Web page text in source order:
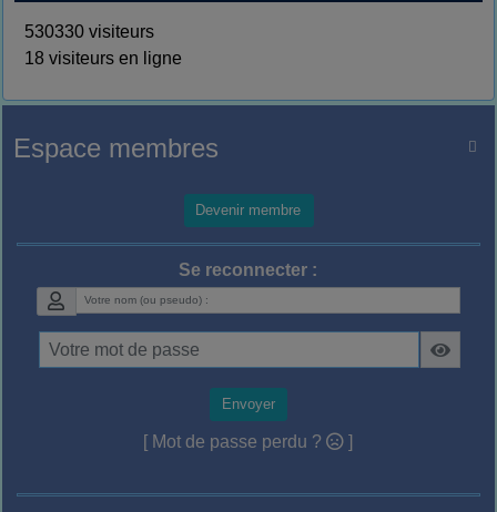
530330 visiteurs
18 visiteurs en ligne

Espace membres
Devenir membre
Se reconnecter :
Envoyer
[ Mot de passe perdu ? ]